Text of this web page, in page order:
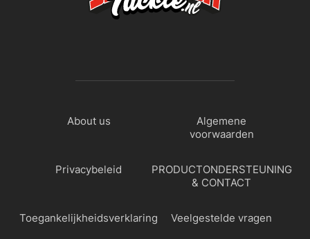
About us
Algemene
voorwaarden
Privacybeleid
PRODUCTONDERSTEUNING
& CONTACT
Toegankelijkheidsverklaring Veelgestelde vragen